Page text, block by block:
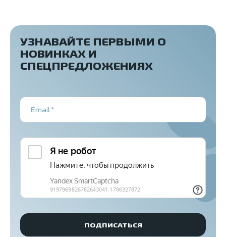
УЗНАВАЙТЕ ПЕРВЫМИ О
НОВИНКАХ И
СПЕЦПРЕДЛОЖЕНИЯХ
Email*
ПОДПИСАТЬСЯ